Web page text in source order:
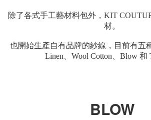
除了各式手工藝材料包外，KIT
材。
也開始生產自有品牌的紗線，目前有五
Linen、Wool Cotton、Blow 和
BLOW